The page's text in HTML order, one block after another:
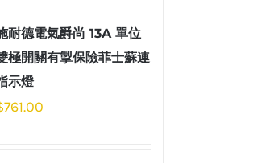
耐德電氣爵尚 13A 單位
極開關有掣保險菲士蘇連
示燈
761.00